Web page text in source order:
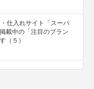
・仕入れサイト「スーパ
載中の「注目のブラン
（５）